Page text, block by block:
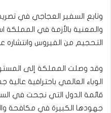
وتابع السفير العجاجي في
والمعنية بالأزمة في
التحجيم من الفيروس
وقد وصلت المملكة إلى
الوباء العالمي باحترافية
قائمة الدول التي نجحت في
جهودها الكبيرة في مكافحة